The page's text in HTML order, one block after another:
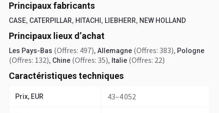
Principaux fabricants
CASE, CATERPILLAR, HITACHI , LIEBHERR, NEW HOLLAND
Principaux lieux d’achat
Les Pays-Bas (Offres: 497), Allemagne (Offres: 383), Pologne
(Offres: 132), Chine (Offres: 35), Italie (Offres: 22)
Caractéristiques techniques
Prix, EUR 43–4 052